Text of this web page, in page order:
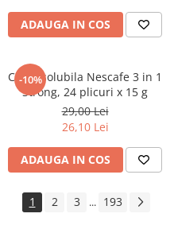
ADAUGA IN COS
-10%
Cafea solubila Nescafe 3 in 1
Strong, 24 plicuri x 15 g
29,00 Lei
26,10 Lei
ADAUGA IN COS
1 2 3 ... 193